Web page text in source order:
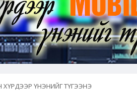
ҮНЭНИЙГ ТҮГЭЭНЭ